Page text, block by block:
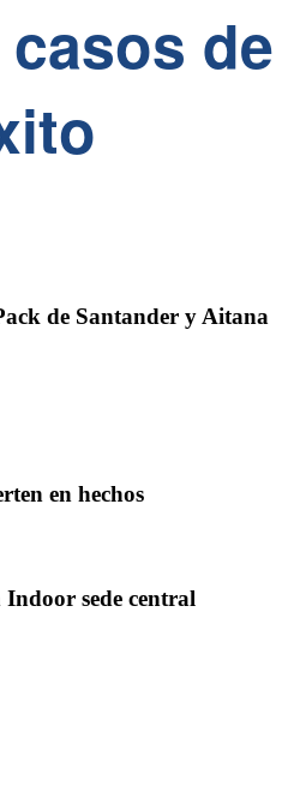
de
de Santander y Aitana
en hechos
sede central